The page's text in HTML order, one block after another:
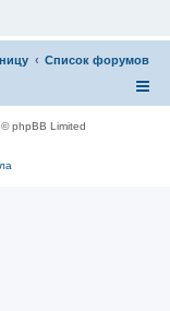
Список форумов
phpBB Limited